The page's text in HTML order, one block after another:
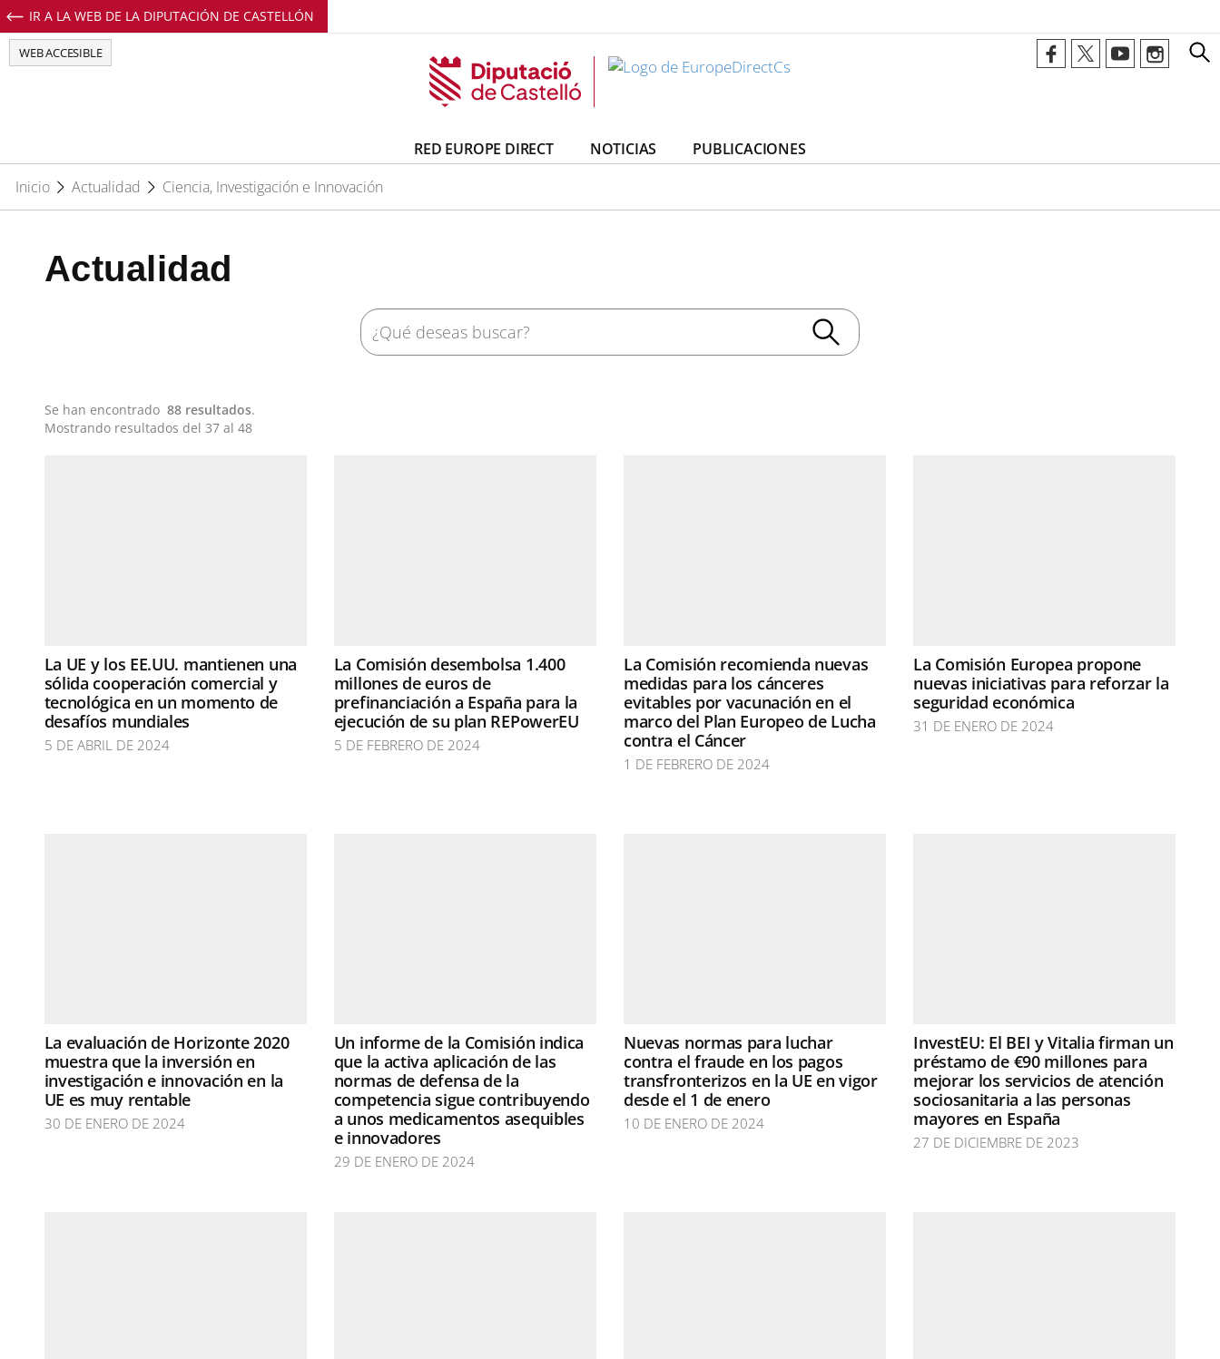
IR A LA WEB DE LA DIPUTACIÓN DE CASTELLÓN
WEB ACCESIBLE
RED EUROPE DIRECT NOTICIAS
PUBLICACIONES
Inicio
Actualidad Ciencia, Investigación e Innovación
Actualidad
Se han encontrado 88 resultados.
Mostrando resultados del 37 al 48
La UE y los EE.UU. mantienen una
sólida cooperación comercial y
tecnológica en un momento de
desafíos mundiales
5 DE ABRIL DE 2024
La Comisión desembolsa 1.400
millones de euros de
prefinanciación a España para la
ejecución de su plan REPowerEU
5 DE FEBRERO DE 2024
La Comisión recomienda nuevas
medidas para los cánceres
evitables por vacunación en el
marco del Plan Europeo de Lucha
contra el Cáncer
1 DE FEBRERO DE 2024
La Comisión Europea propone
nuevas iniciativas para reforzar la
seguridad económica
31 DE ENERO DE 2024
La evaluación de Horizonte 2020
muestra que la inversión en
investigación e innovación en la
UE es muy rentable
30 DE ENERO DE 2024
Un informe de la Comisión indica
que la activa aplicación de las
normas de defensa de la
competencia sigue contribuyendo
a unos medicamentos asequibles
e innovadores
29 DE ENERO DE 2024
Nuevas normas para luchar
contra el fraude en los pagos
transfronterizos en la UE en vigor
desde el 1 de enero
10 DE ENERO DE 2024
InvestEU: El BEI y Vitalia firman un
préstamo de €90 millones para
mejorar los servicios de atención
sociosanitaria a las personas
mayores en España
27 DE DICIEMBRE DE 2023